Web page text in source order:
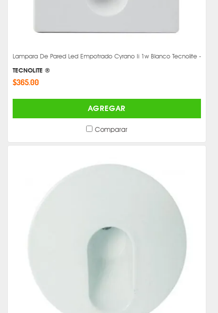
Lampara De Pared Led Empotrado Cyrano Ii 1w Blanco Tecnolite -
TECNOLITE ®
$365.00
AGREGAR
Comparar